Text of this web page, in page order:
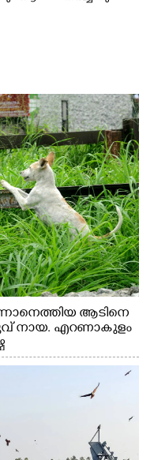
ആടിനെ
നായ. എറണാകുളം